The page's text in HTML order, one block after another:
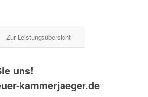
Zur Leistungsübersicht
uns!
kammerjaeger.de